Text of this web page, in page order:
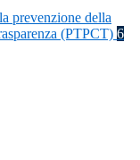
prevenzione della
(PTPCT) 6